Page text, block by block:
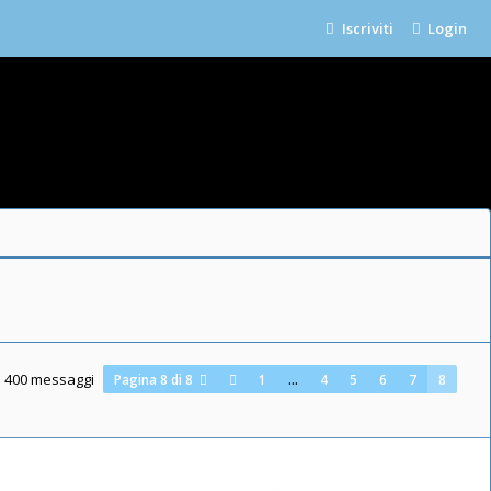
Login
Iscriviti
400 messaggi Pagina8 di8 1 … 4 5 6 7 8